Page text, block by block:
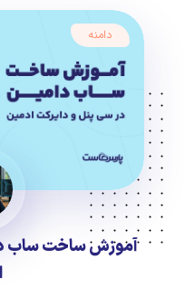
دامنه
آموزش ساخت ساب